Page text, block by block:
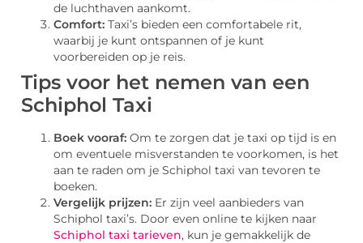
de luchthaven aankomt.
Comfort: Taxi’s bieden een comfortabele rit,
waarbij je kunt ontspannen of je kunt
voorbereiden op je reis.
Tips voor het nemen van een
Schiphol Taxi
Boek vooraf: Om te zorgen dat je taxi op tijd is en
om eventuele misverstanden te voorkomen, is het
aan te raden om je Schiphol taxi van tevoren te
boeken.
Vergelijk prijzen: Er zijn veel aanbieders van
Schiphol taxi’s. Door even online te kijken naar
Schiphol taxi tarieven, kun je gemakkelijk de